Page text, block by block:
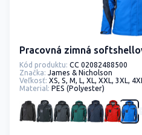
Pracovná zimná
Kód produktu: CC 02082488500
Značka: James & Nicholson
Veľkosť: XS, S, M, L, XL, XXL, 3XL,
Material: PES (Polyester)